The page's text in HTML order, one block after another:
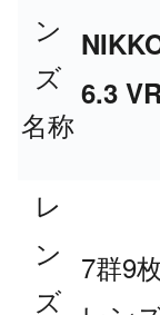
ン
ズ
名称
6.3
レ
ン
ズ
7群9